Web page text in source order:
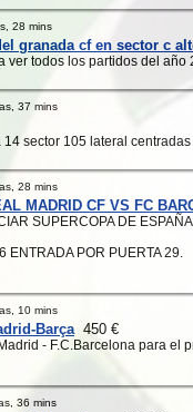
28 mins
granada cf en sector c
todos los partidos del
37 mins
sector 105 lateral centradas
28 mins
MADRID CF VS FC
SUPERCOPA DE
ENTRADA POR PUERTA 29.
10 mins
Barça450 €
- F.C.Barcelona para el
36 mins